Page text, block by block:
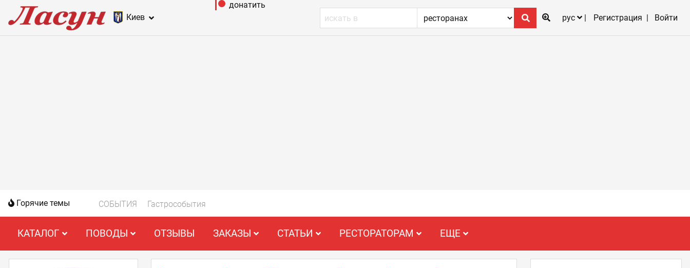
Киев
донатить
рус
Регистрация Войти
Горячие темы СОБЫТИЯ Гастрособытия
КАТАЛОГ ПОВОДЫ ОТЗЫВЫ ЗАКАЗЫ СТАТЬИ РЕСТОРАТОРАМ ЕЩЕ